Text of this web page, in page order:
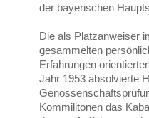
der bayerischen
Die als Platzanweiser
gesammelten
Erfahrungen
Jahr 1953 absolvierte
Kommilitonen das